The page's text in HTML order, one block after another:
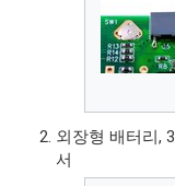
외장형 배터리,
서